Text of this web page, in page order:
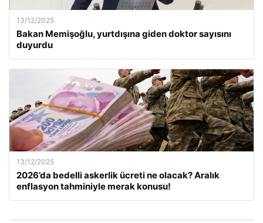
13/12/2025
Bakan Memişoğlu, yurtdışına giden doktor sayısını
duyurdu
13/12/2025
2026’da bedelli askerlik ücreti ne olacak? Aralık
enflasyon tahminiyle merak konusu!